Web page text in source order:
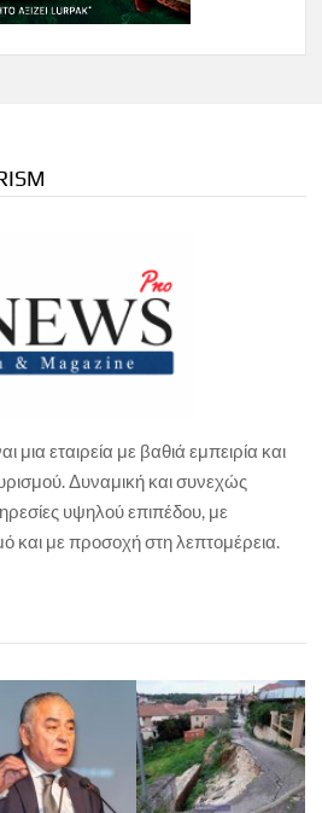
εταιρεία με βαθιά εμπειρία και
Δυναμική και συνεχώς
υψηλού επιπέδου, με
και με προσοχή στη λεπτομέρεια.